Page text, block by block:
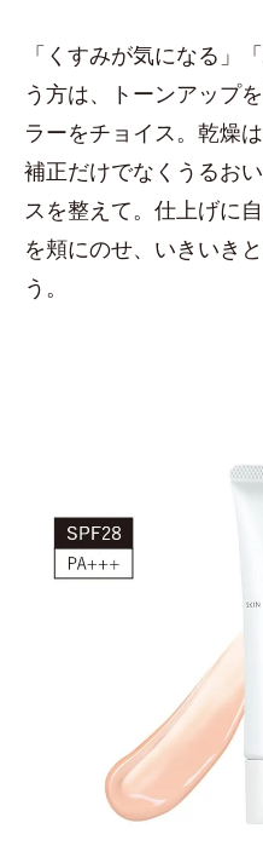
「くすみが気になる」
う方は、トーンアップ
ラーをチョイス。乾燥
補正だけでなくうるお
スを整えて。仕上げに
を頬にのせ、いきいき
う。